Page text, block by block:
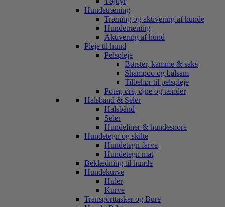
Hundetræning
Træning og aktivering af hunde
Hundetræning
Aktivering af hund
Pleje til hund
Pelspleje
Børster, kamme & saks
Shampoo og balsam
Tilbehør til pelspleje
Poter, øre, øjne og tænder
Halsbånd & Seler
Halsbånd
Seler
Hundeliner & hundesnore
Hundetegn og skilte
Hundetegn farve
Hundetegn mat
Beklædning til hunde
Hundekurve
Huler
Kurve
Transporttasker og Bure